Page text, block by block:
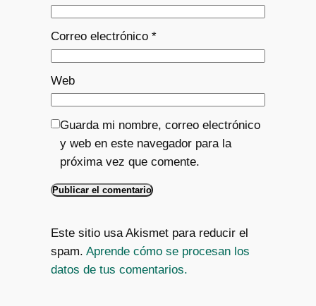
Correo electrónico *
Web
Guarda mi nombre, correo electrónico
y web en este navegador para la
próxima vez que comente.
Este sitio usa Akismet para reducir el
spam. Aprende cómo se procesan los
datos de tus comentarios.